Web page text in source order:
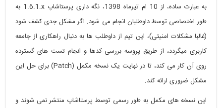
به عبارت ساده، از 10 ام تیرماه 1398، نگه داری پرستاشاپ 1.6.1.x به
طور اختصاصی توسط داوطلبان انجام می شود. اگر مشکل جدی کشف شود
(غالبا مشکلات امنیتی)، این تیم از داوطلب ها به دنبال راهکاری از جامعه
کاربری میگردد، از طریق پروسه بررسی کدها و انجام تست های گسترده
روی آن کار می کند، تا در نهایت یک نسخه مکمل (Patch) برای حل این
مشکل ضروری ارائه کند.
این نسخه های مکمل به طور رسمی توسط پرستاشاپ منتشر نمی شوند و